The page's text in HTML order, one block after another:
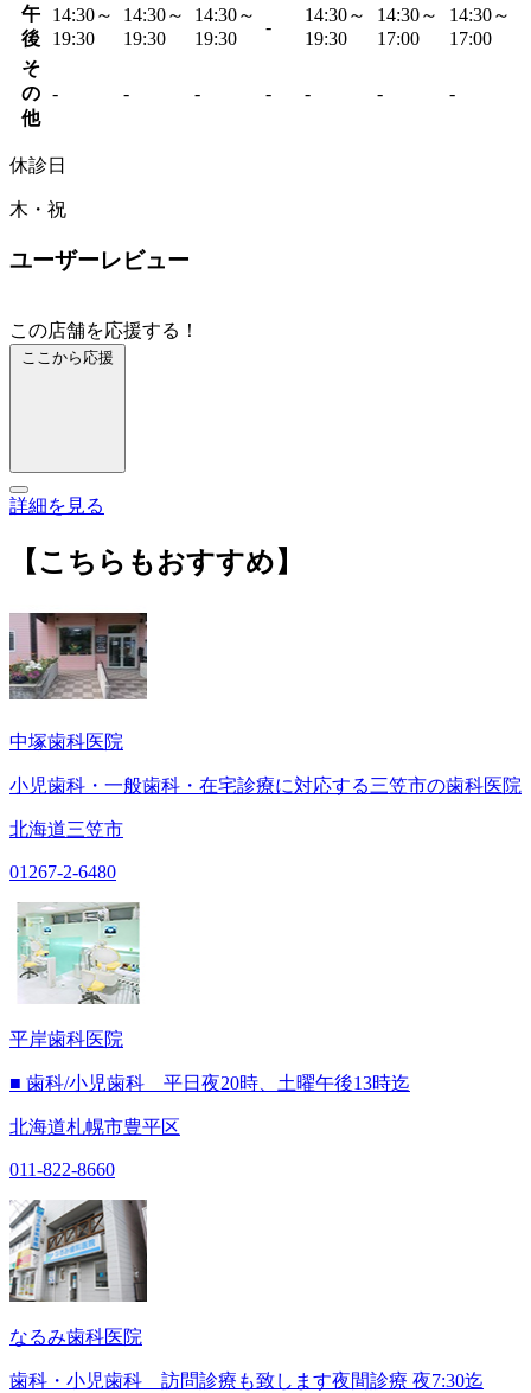
午
後
14:30～
19:30
14:30～
19:30
14:30～
19:30
-
14:30～
19:30
14:30～
17:00
14:30～
17:00
そ
の
他
- - - - - - -
休診日
木・祝
ユーザーレビュー
この店舗を応援する！
ここから応援
詳細を見る
【こちらもおすすめ】
中塚歯科医院
小児歯科・一般歯科・在宅診療に対応する三笠市の歯科医院
北海道三笠市
01267-2-6480
平岸歯科医院
■ 歯科/小児歯科 平日夜20時、土曜午後13時迄
北海道札幌市豊平区
011-822-8660
なるみ歯科医院
歯科・小児歯科 訪問診療も致します夜間診療 夜7:30迄